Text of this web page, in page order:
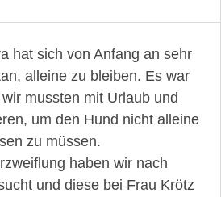
hat sich von Anfang an sehr
alleine zu bleiben. Es war
mussten mit Urlaub und
um den Hund nicht alleine
zu müssen.
haben wir nach
und diese bei Frau Krötz